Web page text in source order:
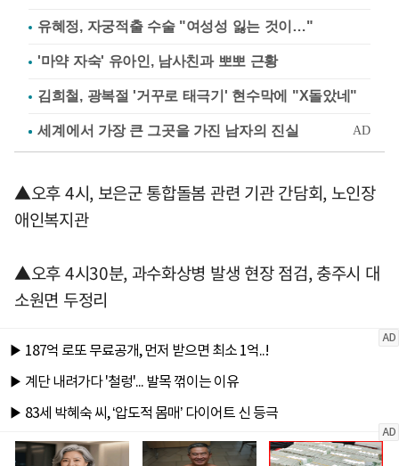
유혜정, 자궁적출 수술 "여성성 잃는 것이…"
'마약 자숙' 유아인, 남사친과 뽀뽀 근황
김희철, 광복절 '거꾸로 태극기' 현수막에 "X돌았네"
▲오후 4시, 보은군 통합돌봄 관련 기관 간담회, 노인장
애인복지관
▲오후 4시30분, 과수화상병 발생 현장 점검, 충주시 대
소원면 두정리